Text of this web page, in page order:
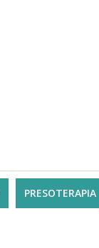
PRESOTERAPIA